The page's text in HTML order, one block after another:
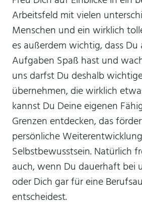
Arbeitsfeld mit vielen
Menschen und ein wirklich
es außerdem wichtig, dass Du
Aufgaben Spaß hast und
uns darfst Du deshalb
übernehmen, die wirklich
kannst Du Deine eigenen
Grenzen entdecken, das
persönliche
Selbstbewusstsein. Natürlich
auch, wenn Du dauerhaft bei
oder Dich gar für eine
entscheidest.
Anbieter:
Zweck:
Cookie Laufzeit:
Name:
Anbieter: